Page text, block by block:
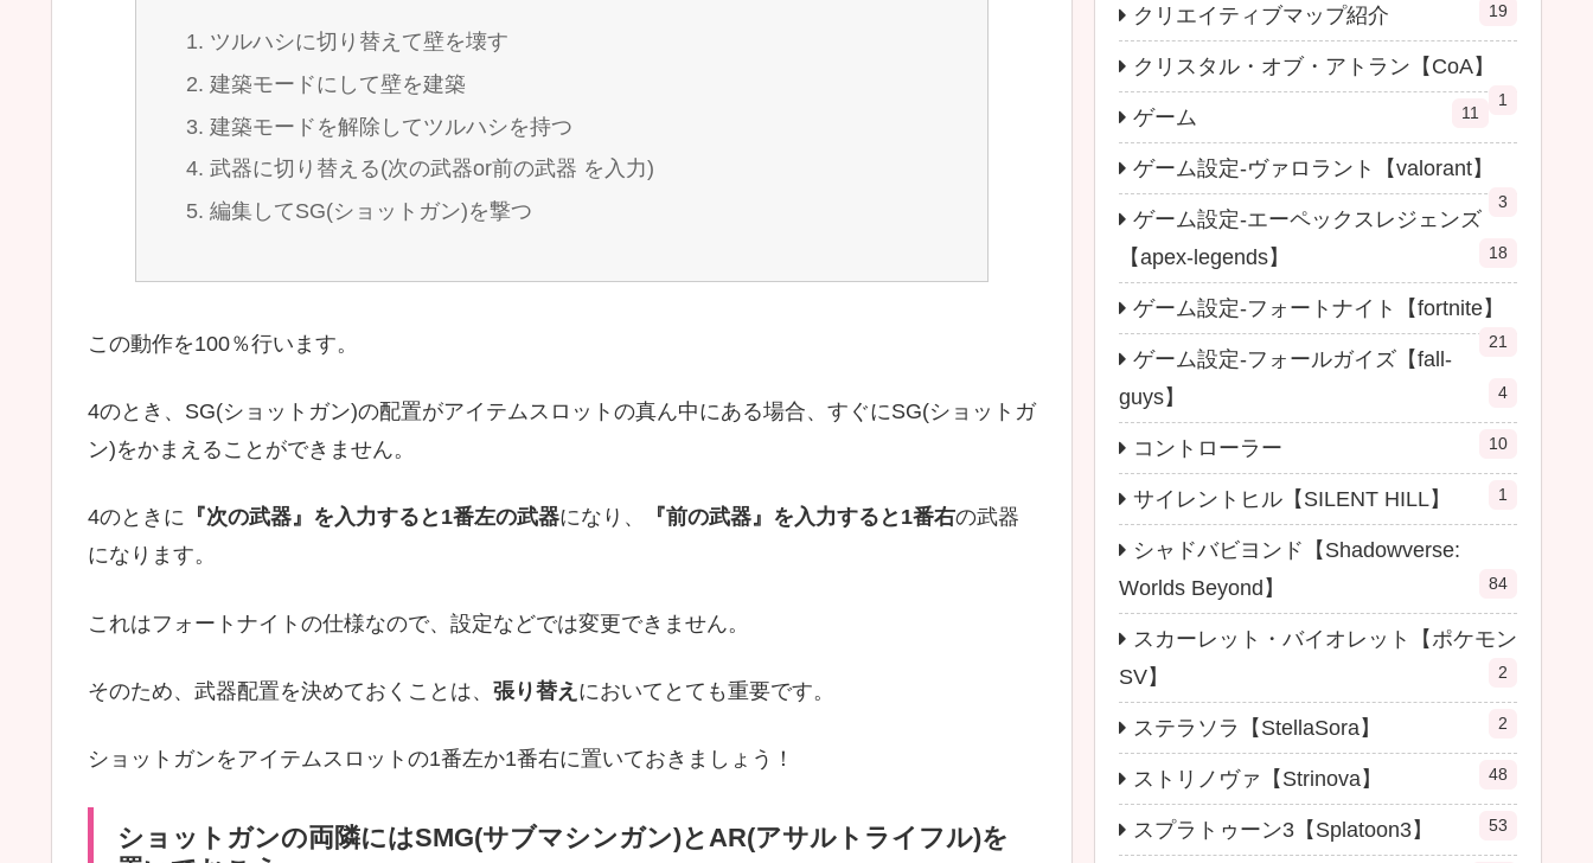
ツルハシに切り替えて壁を壊す
建築モードにして壁を建築
建築モードを解除してツルハシを持つ
武器に切り替える(次の武器or前の武器 を入力)
編集してSG(ショットガン)を撃つ
この動作を100％行います。
4のとき、SG(ショットガン)の配置がアイテムスロットの真ん中にある場合、すぐにSG(ショットガ
ン)をかまえることができません。
4のときに 『次の武器』を入力すると1番左の武器になり、 『前の武器』を入力すると1番右の武器
になります。
これはフォートナイトの仕様なので、設定などでは変更できません。
そのため、武器配置を決めておくことは、 張り替え においてとても重要です。
ショットガンをアイテムスロットの1番左か1番右に置いておきましょう！
ショットガンの両隣にはSMG(サブマシンガン)とAR(アサルトライフル)を
クリエイティブマップ紹介 19
クリスタル・オブ・アトラン【CoA】
1
ゲーム 11
ゲーム設定-ヴァロラント【valorant】
3
ゲーム設定-エーペックスレジェンズ
【apex-legends】
18
ゲーム設定-フォートナイト【fortnite】
21
ゲーム設定-フォールガイズ【fall-
guys】
4
コントローラー 10
サイレントヒル【SILENT HILL】 1
シャドバビヨンド【Shadowverse:
Worlds Beyond】
84
スカーレット・バイオレット【ポケモン
SV】
2
ステラソラ【StellaSora】 2
ストリノヴァ【Strinova】 48
スプラトゥーン3【Splatoon3】 53